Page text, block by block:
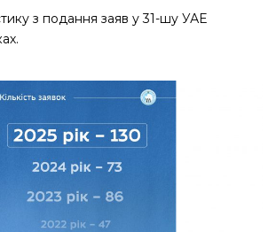
з подання заяв у 31-шу УАЕ